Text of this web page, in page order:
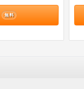
無料